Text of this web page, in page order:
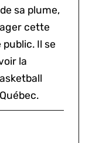
sa plume,
cette
public. Il se
la